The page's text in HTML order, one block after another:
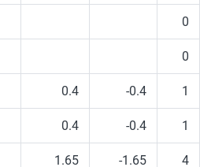
0
0
0.4 -0.4 1
0.4 -0.4 1
1.65 -1.65 4